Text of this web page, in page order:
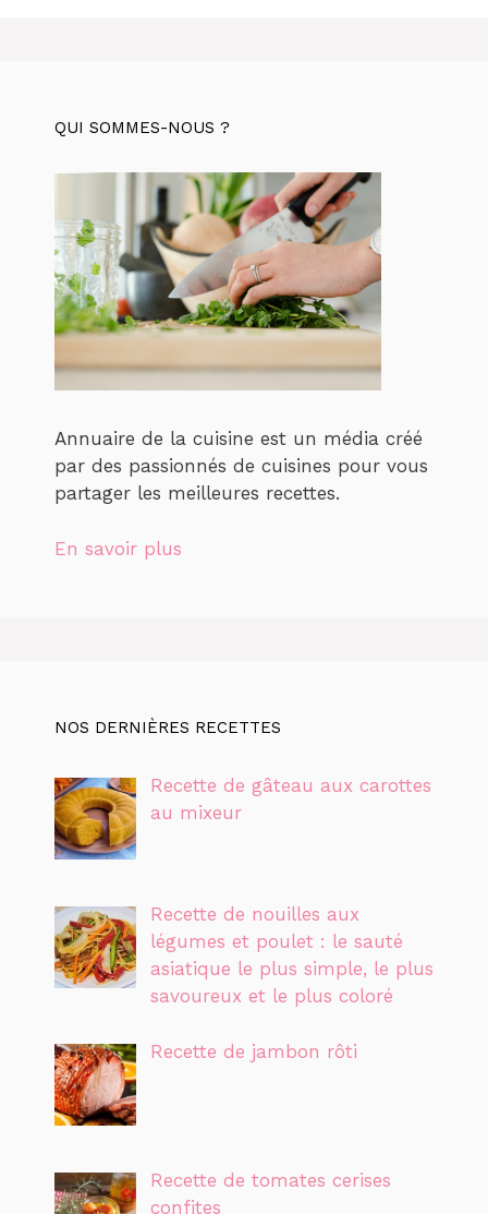
QUI SOMMES-NOUS ?
Annuaire de la cuisine est un média créé
par des passionnés de cuisines pour vous
partager les meilleures recettes.
En savoir plus
NOS DERNIÈRES RECETTES
Recette de gâteau aux carottes
au mixeur
Recette de nouilles aux
légumes et poulet : le sauté
asiatique le plus simple, le plus
savoureux et le plus coloré
Recette de jambon rôti
Recette de tomates cerises
confites